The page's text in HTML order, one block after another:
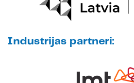
Industrijas partneri: